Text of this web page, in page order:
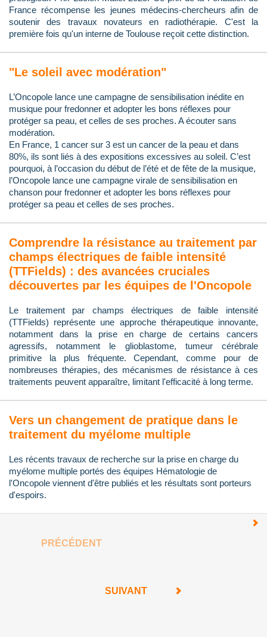
France récompense les jeunes médecins-chercheurs afin de
soutenir des travaux novateurs en radiothérapie. C'est la
première fois qu'un interne de Toulouse reçoit cette distinction.
"Le soleil avec modération"
L’Oncopole lance une campagne de sensibilisation inédite en
musique pour fredonner et adopter les bons réflexes pour
protéger sa peau, et celles de ses proches. A écouter sans
modération.
En France, 1 cancer sur 3 est un cancer de la peau et dans
80%, ils sont liés à des expositions excessives au soleil. C’est
pourquoi, à l’occasion du début de l’été et de fête de la musique,
l’Oncopole lance une campagne virale de sensibilisation en
chanson pour fredonner et adopter les bons réflexes pour
protéger sa peau et celles de ses proches.
Comprendre la résistance au traitement par
champs électriques de faible intensité
(TTFields) : des avancées cruciales
découvertes par les équipes de l'Oncopole
Le traitement par champs électriques de faible intensité
(TTFields) représente une approche thérapeutique innovante,
notamment dans la prise en charge de certains cancers
agressifs, notamment le glioblastome, tumeur cérébrale
primitive la plus fréquente. Cependant, comme pour de
nombreuses thérapies, des mécanismes de résistance à ces
traitements peuvent apparaître, limitant l'efficacité à long terme.
Vers un changement de pratique dans le
traitement du myélome multiple
Les récents travaux de recherche sur la prise en charge du
myélome multiple portés des équipes Hématologie de
l'Oncopole viennent d'être publiés et les résultats sont porteurs
d'espoirs.
PRÉCÉDENT
SUIVANT